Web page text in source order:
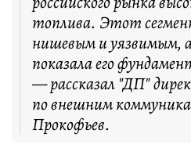
топлива. Этот
нишевым и уязвимым,
показала его
— рассказал "ДП"
по внешним
Прокофьев.